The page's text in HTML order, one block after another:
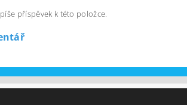
příspěvek k této položce.